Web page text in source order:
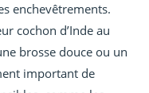
enchevêtrements.
cochon d’Inde au
brosse douce ou un
important de